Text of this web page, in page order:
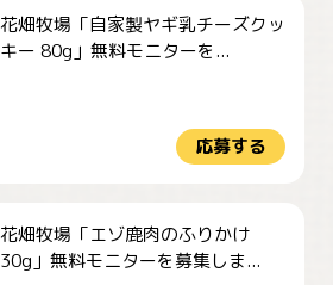
花畑牧場「自家製ヤギ乳チーズクッ
キー 80g」無料モニターを...
応募する
花畑牧場「エゾ鹿肉のふりかけ
30g」無料モニターを募集しま...